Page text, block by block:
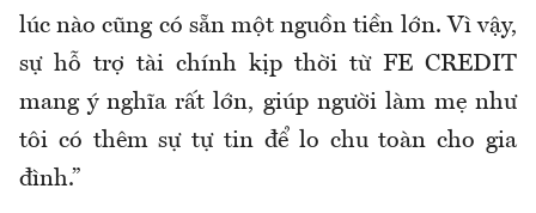
lúc nào cũng có sẵn một nguồn tiền lớn. Vì vậy,
sự hỗ trợ tài chính kịp thời từ FE CREDIT
mang ý nghĩa rất lớn, giúp người làm mẹ như
tôi có thêm sự tự tin để lo chu toàn cho gia
đình.”